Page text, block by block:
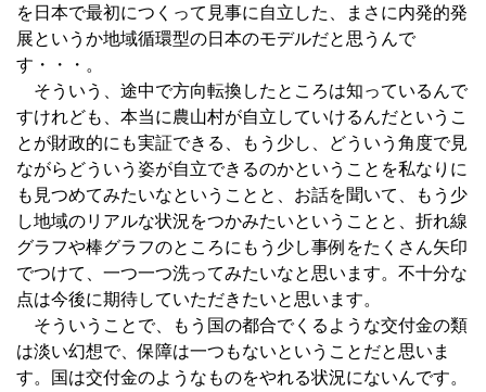
を日本で最初につくって見事に自立した、まさに内発的発
展というか地域循環型の日本のモデルだと思うんで
す・・・。
そういう、途中で方向転換したところは知っているんで
すけれども、本当に農山村が自立していけるんだというこ
とが財政的にも実証できる、もう少し、どういう角度で見
ながらどういう姿が自立できるのかということを私なりに
も見つめてみたいなということと、お話を聞いて、もう少
し地域のリアルな状況をつかみたいということと、折れ線
グラフや棒グラフのところにもう少し事例をたくさん矢印
でつけて、一つ一つ洗ってみたいなと思います。不十分な
点は今後に期待していただきたいと思います。
そういうことで、もう国の都合でくるような交付金の類
は淡い幻想で、保障は一つもないということだと思いま
す。国は交付金のようなものをやれる状況にないんです。